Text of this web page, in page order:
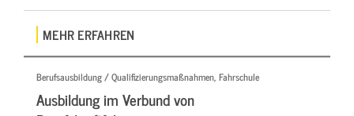
MEHR ERFAHREN
Berufsausbildung / Qualifizierungsmaßnahmen, Fahrschule
Ausbildung im Verbund von